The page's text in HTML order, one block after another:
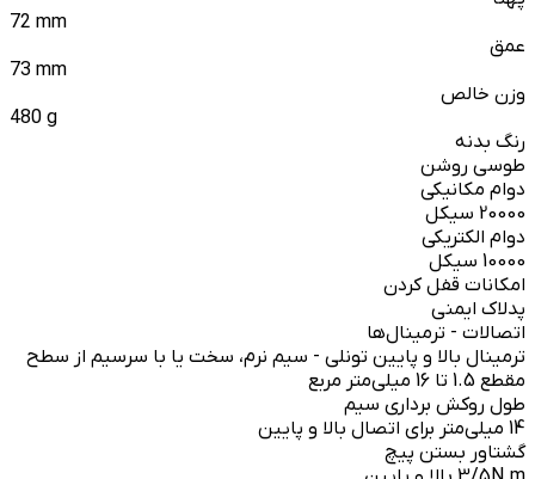
72 mm
عمق
73 mm
وزن خالص
480 g
رنگ بدنه
طوسی روشن
دوام مکانیکی
20000 سیکل
دوام الکتریکی
10000 سیکل
امکانات قفل کردن
پدلاک ایمنی
اتصالات - ترمینال‌ها
ترمینال‌ بالا و پایین تونلی - سیم نرم، سخت یا با سرسیم از سطح
مقطع 1.5 تا 16 میلی‌متر مربع
طول روکش برداری سیم
14 میلی‌متر برای اتصال بالا و پایین
گشتاور بستن پیچ